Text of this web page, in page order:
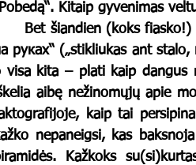
Kitaip gyvenimas
руках“ („stikliukas ant
visa kita – plati kaip dangus
aibę nežinomųjų apie
kaip tai
nepaneigsi, kas
Kažkoks